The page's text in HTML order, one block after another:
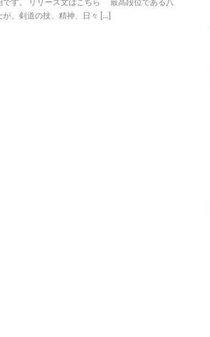
です。 リリース文はこちら 最高段位である八
が、剣道の技、精神、日々 […]